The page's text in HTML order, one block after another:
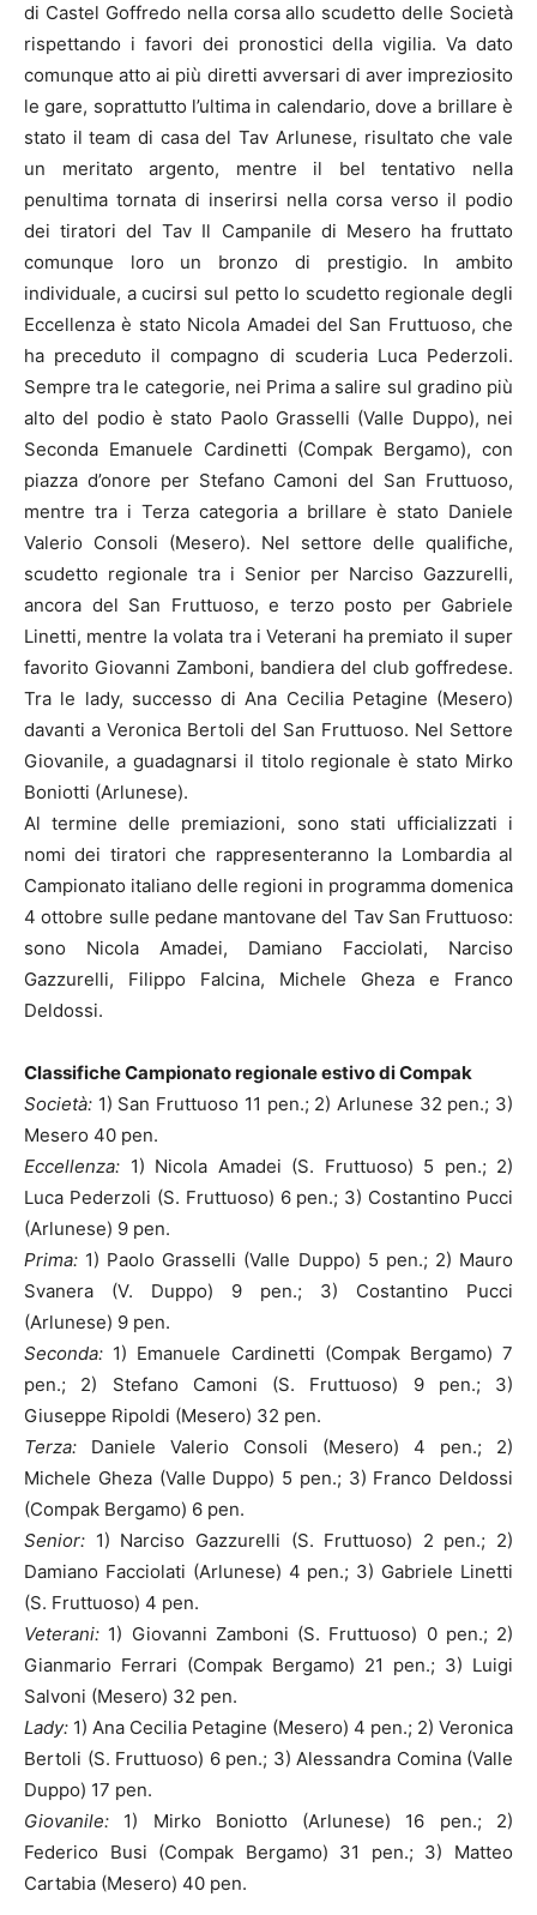
di Castel Goffredo nella corsa allo scudetto delle Società
rispettando i favori dei pronostici della vigilia. Va dato
comunque atto ai più diretti avversari di aver impreziosito
le gare, soprattutto l’ultima in calendario, dove a brillare è
stato il team di casa del Tav Arlunese, risultato che vale
un meritato argento, mentre il bel tentativo nella
penultima tornata di inserirsi nella corsa verso il podio
dei tiratori del Tav Il Campanile di Mesero ha fruttato
comunque loro un bronzo di prestigio. In ambito
individuale, a cucirsi sul petto lo scudetto regionale degli
Eccellenza è stato Nicola Amadei del San Fruttuoso, che
ha preceduto il compagno di scuderia Luca Pederzoli.
Sempre tra le categorie, nei Prima a salire sul gradino più
alto del podio è stato Paolo Grasselli (Valle Duppo), nei
Seconda Emanuele Cardinetti (Compak Bergamo), con
piazza d’onore per Stefano Camoni del San Fruttuoso,
mentre tra i Terza categoria a brillare è stato Daniele
Valerio Consoli (Mesero). Nel settore delle qualifiche,
scudetto regionale tra i Senior per Narciso Gazzurelli,
ancora del San Fruttuoso, e terzo posto per Gabriele
Linetti, mentre la volata tra i Veterani ha premiato il super
favorito Giovanni Zamboni, bandiera del club goffredese.
Tra le lady, successo di Ana Cecilia Petagine (Mesero)
davanti a Veronica Bertoli del San Fruttuoso. Nel Settore
Giovanile, a guadagnarsi il titolo regionale è stato Mirko
Boniotti (Arlunese).
Al termine delle premiazioni, sono stati ufficializzati i
nomi dei tiratori che rappresenteranno la Lombardia al
Campionato italiano delle regioni in programma domenica
4 ottobre sulle pedane mantovane del Tav San Fruttuoso:
sono Nicola Amadei, Damiano Facciolati, Narciso
Gazzurelli, Filippo Falcina, Michele Gheza e Franco
Deldossi.
Classifiche Campionato regionale estivo di Compak
Società: 1) San Fruttuoso 11 pen.; 2) Arlunese 32 pen.; 3)
Mesero 40 pen.
Eccellenza: 1) Nicola Amadei (S. Fruttuoso) 5 pen.; 2)
Luca Pederzoli (S. Fruttuoso) 6 pen.; 3) Costantino Pucci
(Arlunese) 9 pen.
Prima: 1) Paolo Grasselli (Valle Duppo) 5 pen.; 2) Mauro
Svanera (V. Duppo) 9 pen.; 3) Costantino Pucci
(Arlunese) 9 pen.
Seconda: 1) Emanuele Cardinetti (Compak Bergamo) 7
pen.; 2) Stefano Camoni (S. Fruttuoso) 9 pen.; 3)
Giuseppe Ripoldi (Mesero) 32 pen.
Terza: Daniele Valerio Consoli (Mesero) 4 pen.; 2)
Michele Gheza (Valle Duppo) 5 pen.; 3) Franco Deldossi
(Compak Bergamo) 6 pen.
Senior: 1) Narciso Gazzurelli (S. Fruttuoso) 2 pen.; 2)
Damiano Facciolati (Arlunese) 4 pen.; 3) Gabriele Linetti
(S. Fruttuoso) 4 pen.
Veterani: 1) Giovanni Zamboni (S. Fruttuoso) 0 pen.; 2)
Gianmario Ferrari (Compak Bergamo) 21 pen.; 3) Luigi
Salvoni (Mesero) 32 pen.
Lady: 1) Ana Cecilia Petagine (Mesero) 4 pen.; 2) Veronica
Bertoli (S. Fruttuoso) 6 pen.; 3) Alessandra Comina (Valle
Duppo) 17 pen.
Giovanile: 1) Mirko Boniotto (Arlunese) 16 pen.; 2)
Federico Busi (Compak Bergamo) 31 pen.; 3) Matteo
Cartabia (Mesero) 40 pen.